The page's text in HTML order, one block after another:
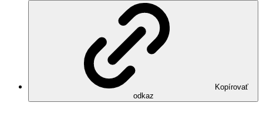
Kopírovať
odkaz